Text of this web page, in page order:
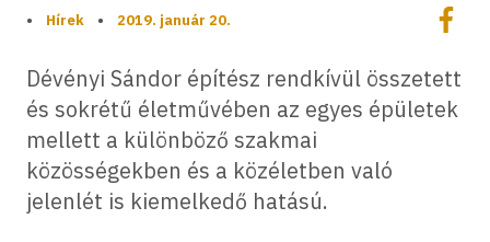
• Hírek • 2019. január 20.
Dévényi Sándor építész rendkívül összetett
és sokrétű életművében az egyes épületek
mellett a különböző szakmai
közösségekben és a közéletben való
jelenlét is kiemelkedő hatású.